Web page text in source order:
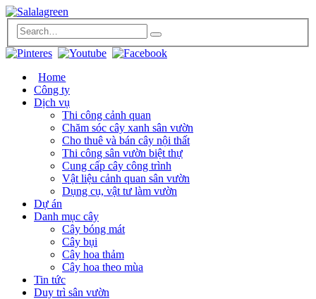
Home
Công ty
Dịch vụ
Thi công cảnh quan
Chăm sóc cây xanh sân vườn
Cho thuê và bán cây nội thất
Thi công sân vườn biệt thự
Cung cấp cây công trình
Vật liệu cảnh quan sân vườn
Dụng cụ, vật tư làm vườn
Dự án
Danh mục cây
Cây bóng mát
Cây bụi
Cây hoa thảm
Cây hoa theo mùa
Tin tức
Duy trì sân vườn